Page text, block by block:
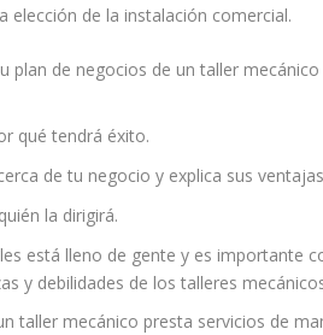
de la instalación comercial.
de negocios de un taller mecánico
qué tendrá éxito.
de tu negocio y explica sus
la dirigirá.
está lleno de gente y es importante
y debilidades de los talleres
taller mecánico presta servicios de